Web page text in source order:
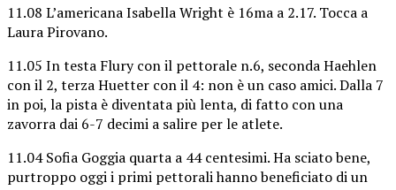
11.08 L’americana Isabella Wright è 16ma a 2.17. Tocca a
Laura Pirovano.
11.05 In testa Flury con il pettorale n.6, seconda Haehlen
con il 2, terza Huetter con il 4: non è un caso amici. Dalla 7
in poi, la pista è diventata più lenta, di fatto con una
zavorra dai 6-7 decimi a salire per le atlete.
11.04 Sofia Goggia quarta a 44 centesimi. Ha sciato bene,
purtroppo oggi i primi pettorali hanno beneficiato di un